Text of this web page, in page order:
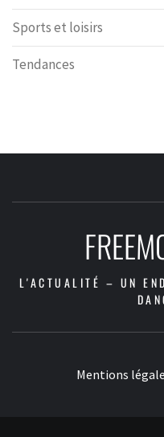
Sports et loisirs
Tendances
L'ACTUALITÉ – UN
Mentions